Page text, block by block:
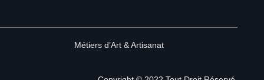
Métiers d’Art & Artisanat